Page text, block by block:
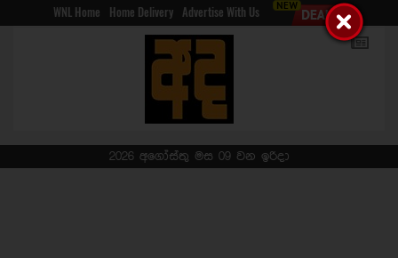
WNL Home Home Delivery Advertise With Us
2026 අගෝස්තු මස 09 වන ඉරිදා